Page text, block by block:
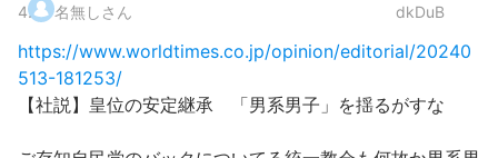
4. 名無しさん dkDuB
https://www.worldtimes.co.jp/opinion/editorial/20240
513-181253/
【社説】皇位の安定継承 「男系男子」を揺るがすな